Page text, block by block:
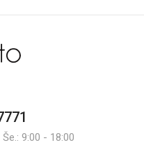
9:00 - 18:00